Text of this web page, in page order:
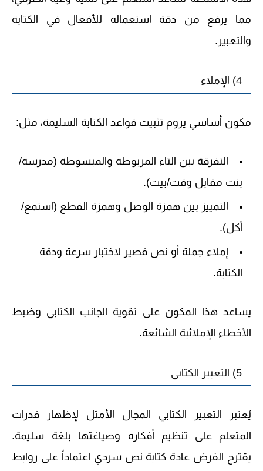
مما يرفع من دقة استعماله للأفعال في الكتابة
والتعبير.
4) الإملاء
مكون أساسي يروم تثبيت قواعد الكتابة السليمة، مثل:
التفرقة بين التاء المربوطة والمبسوطة (مدرسة/
بنت مقابل وقت/بيت).
التمييز بين همزة الوصل وهمزة القطع (استمع/
أكل).
إملاء جملة أو نص قصير لاختبار سرعة ودقة
الكتابة.
يساعد هذا المكون على تقوية الجانب الكتابي وضبط
الأخطاء الإملائية الشائعة.
5) التعبير الكتابي
يُعتبر التعبير الكتابي المجال الأمثل لإظهار قدرات
المتعلم على تنظيم أفكاره وصياغتها بلغة سليمة.
يقترح الفرض عادة كتابة نص سردي اعتماداً على روابط